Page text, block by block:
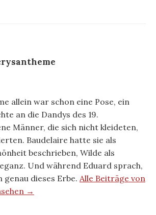
allein war schon eine Pose, ein
an die Dandys des 19.
Männer, die sich nicht kleideten,
Baudelaire hatte sie als
beschrieben, Wilde als
Und während Eduard sprach,
genau dieses Erbe. Alle Beiträge von
→